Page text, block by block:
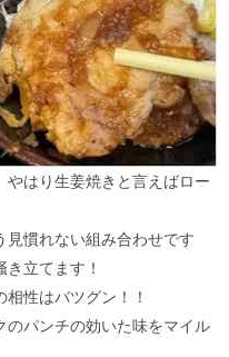
はり生姜焼きと言えばロー
慣れない組み合わせです
立てます！
性はバツグン！！
のパンチの効いた味をマイル